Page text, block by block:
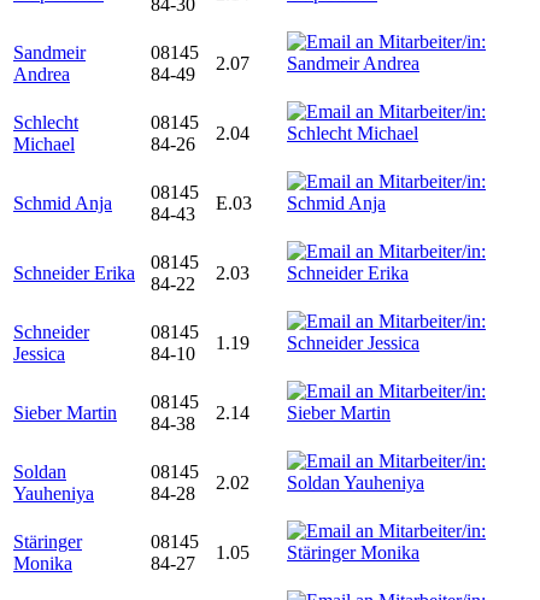
84-30
Sandmeir
Andrea
08145
84-49
2.07
Schlecht
Michael
08145
84-26
2.04
Schmid Anja
08145
84-43
E.03
Schneider Erika
08145
84-22
2.03
Schneider
Jessica
08145
84-10
1.19
Sieber Martin
08145
84-38
2.14
Soldan
Yauheniya
08145
84-28
2.02
Stäringer
Monika
08145
84-27
1.05